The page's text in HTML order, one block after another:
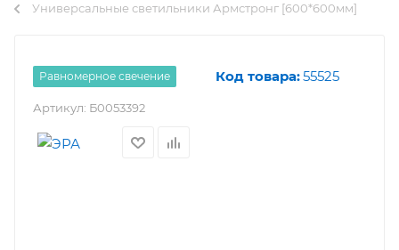
Универсальные светильники Армстронг [600*600мм]
Равномерное свечение Код товара:55525
Артикул: Б0053392